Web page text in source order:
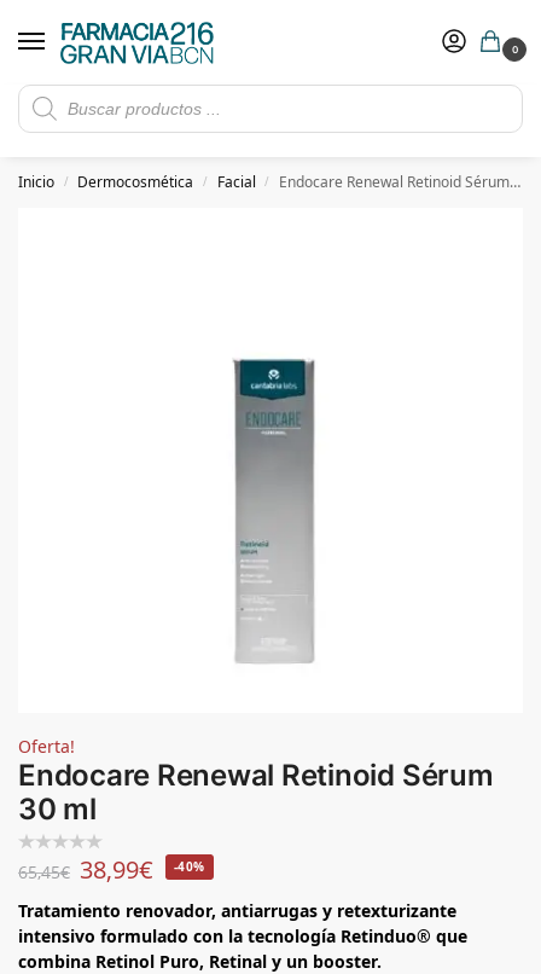
0
Rebajas de verano hasta -30%
​ 5€ de descuento con el cupón 5GRANVIA (compras superiores a 150€)
Inicio / Dermocosmética / Facial / Endocare Renewal Retinoid Sérum 30 ml
Oferta!
Endocare Renewal Retinoid Sérum
30 ml
65,45€ 38,99€ -40%
Tratamiento renovador, antiarrugas y retexturizante
intensivo formulado con la tecnología Retinduo® que
combina Retinol Puro, Retinal y un booster.